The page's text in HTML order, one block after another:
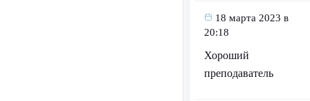
18 марта 2023 в
20:18
Хороший
преподаватель